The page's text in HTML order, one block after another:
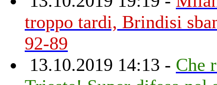
troppo tardi, Brindisi
92-89
13.10.2019 14:13 - Che